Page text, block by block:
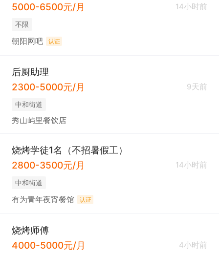
5000-6500元/月
14小时前
不限
朝阳网吧 认证
后厨助理
2300-5000元/月
9天前
中和街道
秀山屿里餐饮店
烧烤学徒1名（不招暑假工）
2800-3500元/月
14小时前
中和街道
有为青年夜宵餐馆 认证
烧烤师傅
4000-5000元/月
4小时前